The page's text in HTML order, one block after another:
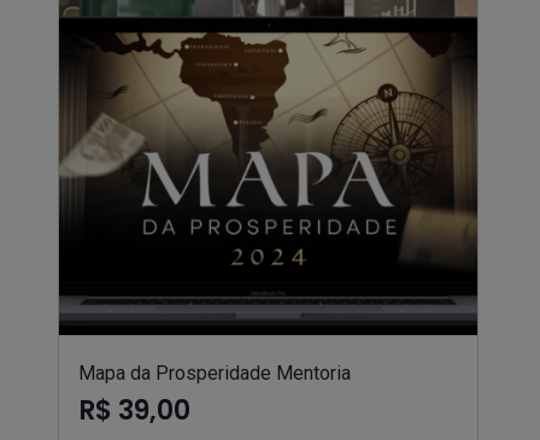
Mapa da Prosperidade Mentoria
R$ 39,00